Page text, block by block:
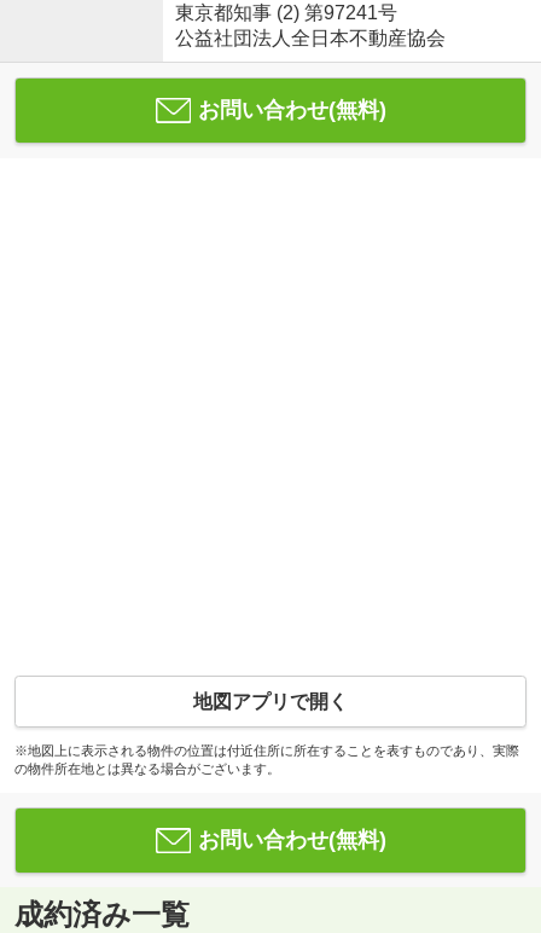
東京都知事 (2) 第97241号
公益社団法人全日本不動産協会
お問い合わせ(無料)
地図アプリで開く
※地図上に表示される物件の位置は付近住所に所在することを表すものであり、実際
の物件所在地とは異なる場合がございます。
お問い合わせ(無料)
成約済み一覧